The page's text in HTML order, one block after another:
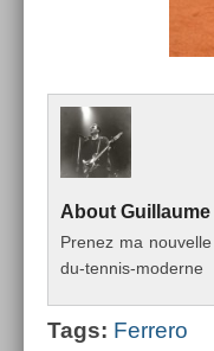
About Guil­laume
Pre­nez ma
du-tennis-moderne
Tags: Fer­rero